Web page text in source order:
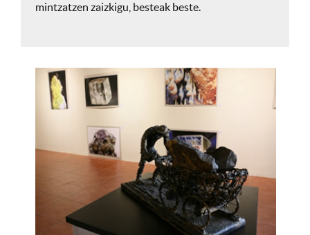
mintzatzen zaizkigu, besteak beste.